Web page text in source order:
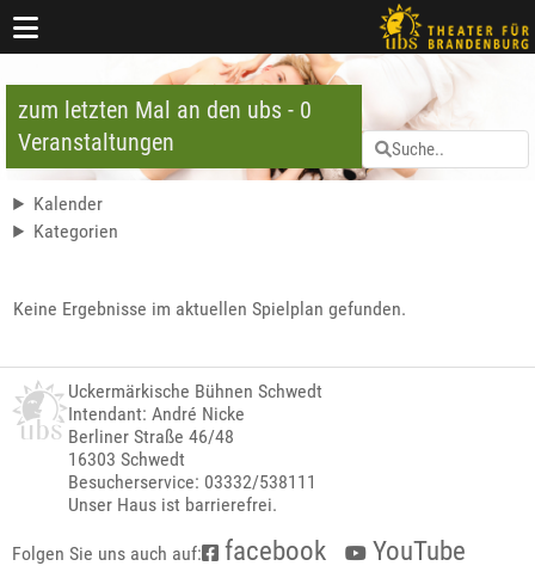
zum letzten Mal an den ubs - 0
Veranstaltungen
Kalender
Kategorien
Keine Ergebnisse im aktuellen Spielplan gefunden.
Uckermärkische Bühnen Schwedt
Intendant: André Nicke
Berliner Straße 46/48
16303 Schwedt
Besucherservice: 03332/538111
Unser Haus ist barrierefrei.
Folgen Sie uns auch auf: facebook
YouTube